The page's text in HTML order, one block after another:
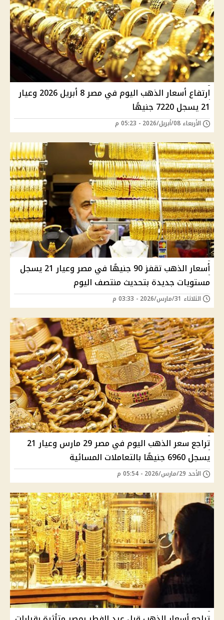
ارتفاع أسعار الذهب اليوم في مصر 8 أبريل 2026 وعيار
21 يسجل 7220 جنيهًا
الأربعاء 08/أبريل/2026 - 05:23 م
أسعار الذهب تقفز 90 جنيهًا في مصر وعيار 21 يسجل
مستويات جديدة بتحديث منتصف اليوم
الثلاثاء 31/مارس/2026 - 03:33 م
تراجع سعر الذهب اليوم في مصر 29 مارس وعيار 21
يسجل 6960 جنيهًا بالتعاملات المسائية
الأحد 29/مارس/2026 - 05:54 م